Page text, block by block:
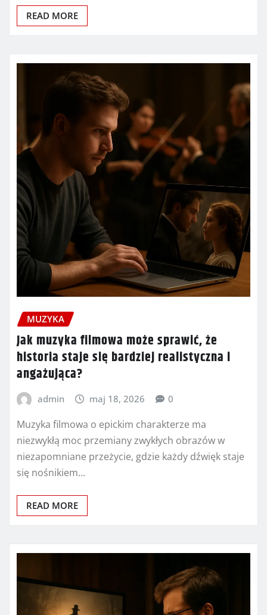
READ MORE
MUZYKA
Jak muzyka filmowa może sprawić, że
historia staje się bardziej realistyczna i
angażująca?
admin maj 18, 2026 0
Muzyka filmowa o epickim charakterze ma
niezwykłą moc przemiany zwykłych obrazów w
niezapomniane przeżycie, gdzie każdy dźwięk staje
się nośnikiem…
READ MORE